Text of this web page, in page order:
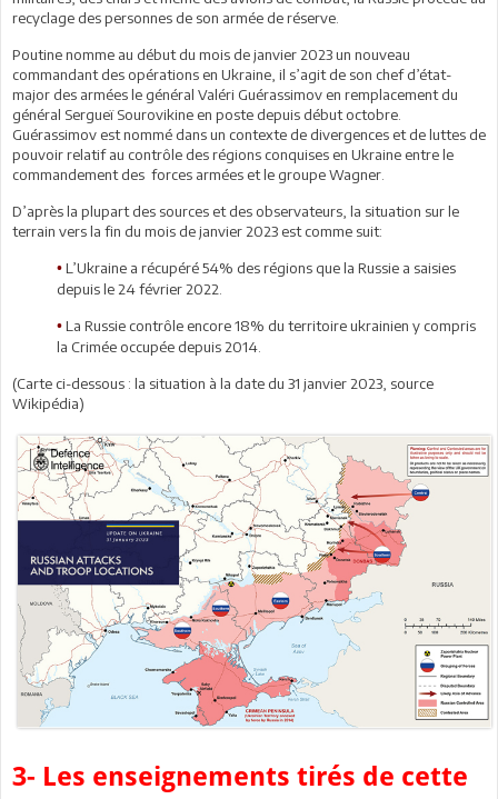
recyclage des personnes de son armée de réserve.
Poutine nomme au début du mois de janvier 2023 un nouveau
commandant des opérations en Ukraine, il s’agit de son chef d’état-
major des armées le général Valéri Guérassimov en remplacement du
général Sergueï Sourovikine en poste depuis début octobre.
Guérassimov est nommé dans un contexte de divergences et de luttes de
pouvoir relatif au contrôle des régions conquises en Ukraine entre le
commandement des forces armées et le groupe Wagner.
D’après la plupart des sources et des observateurs, la situation sur le
terrain vers la fin du mois de janvier 2023 est comme suit:
• L’Ukraine a récupéré 54% des régions que la Russie a saisies
depuis le 24 février 2022.
• La Russie contrôle encore 18% du territoire ukrainien y compris
la Crimée occupée depuis 2014.
(Carte ci-dessous : la situation à la date du 31 janvier 2023, source
Wikipédia)
3- Les enseignements tirés de cette